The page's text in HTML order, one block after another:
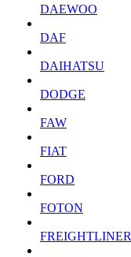
DAEWOO
DAF
DAIHATSU
DODGE
FAW
FIAT
FORD
FOTON
FREIGHTLINER